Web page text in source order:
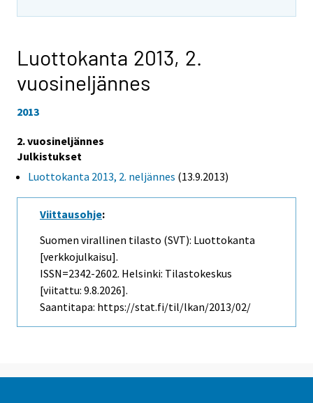
Luottokanta 2013, 2.
vuosineljännes
2013
2. vuosineljännes
Julkistukset
Luottokanta 2013, 2. neljännes (13.9.2013)
Viittausohje:
Suomen virallinen tilasto (SVT): Luottokanta
[verkkojulkaisu].
ISSN=2342-2602. Helsinki: Tilastokeskus
[viitattu: 9.8.2026].
Saantitapa: https://stat.fi/til/lkan/2013/02/